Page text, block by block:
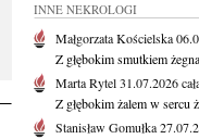
INNE NEKROLOGI
Małgorzata Kościelska
Z głębokim smutkiem
Marta Rytel31.07.2026
Z głębokim żalem w sercu
Stanisław Gomułka